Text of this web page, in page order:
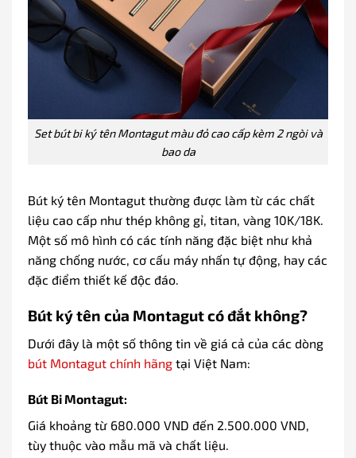
Set bút bi ký tên Montagut màu đỏ cao cấp kèm 2 ngòi và
bao da
Bút ký tên Montagut thường được làm từ các chất
liệu cao cấp như thép không gỉ, titan, vàng 10K/18K.
Một số mô hình có các tính năng đặc biệt như khả
năng chống nước, cơ cấu máy nhấn tự động, hay các
đặc điểm thiết kế độc đáo.
Bút ký tên của Montagut có đắt không?
Dưới đây là một số thông tin về giá cả của các dòng
bút Montagut chính hãng tại Việt Nam:
Bút Bi Montagut:
Giá khoảng từ 680.000 VND đến 2.500.000 VND,
tùy thuộc vào mẫu mã và chất liệu.